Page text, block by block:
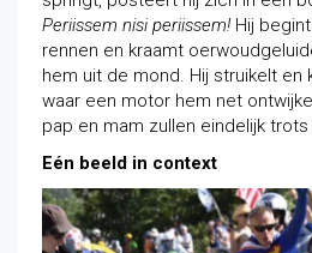
Periissem nisi periissem! Hij
rennen en kraamt
hem uit de mond. Hij struikelt en
waar een motor hem net
pap en mam zullen eindelijk
Eén beeld in context